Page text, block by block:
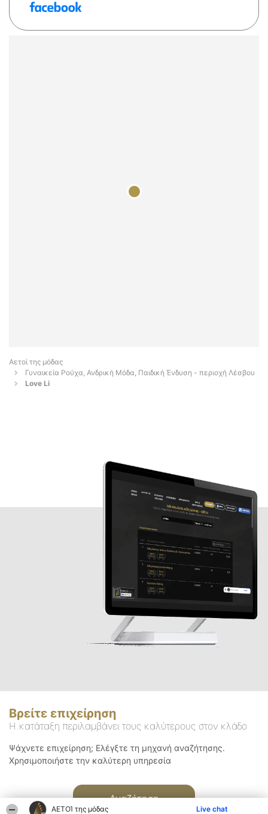
ΑΕΤΟΊ της μόδας Live chat
Αετοί της μόδας
Γυναικεία Ρούχα, Ανδρική Μόδα, Παιδική Ένδυση - περιοχή Λέσβου
Love Li
Βρείτε επιχείρηση
Η κατάταξη περιλαμβάνει τους καλύτερους στον κλάδο
Ψάχνετε επιχείρηση; Ελέγξτε τη μηχανή αναζήτησης.
Χρησιμοποιήστε την καλύτερη υπηρεσία
Αναζήτηση